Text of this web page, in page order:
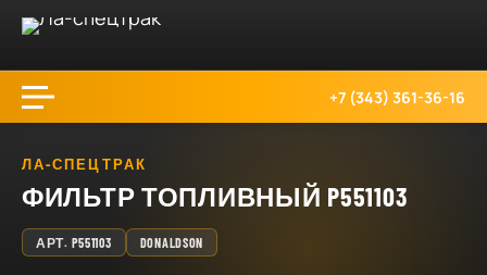
+7 (343) 361-36-16
ЛА-СПЕЦТРАК
ФИЛЬТР ТОПЛИВНЫЙ P551103
АРТ. P551103 DONALDSON